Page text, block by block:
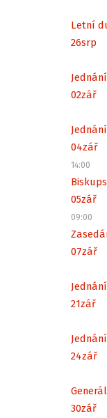
Letní
26srp
02zář
04zář
14:00
05zář
09:00
07zář
21zář
24zář
30zář